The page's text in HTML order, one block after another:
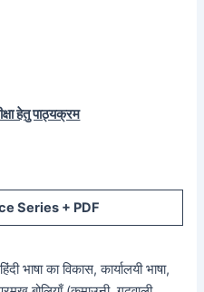
हेतु पाठ्यक्रम
Series + PDF
भाषा का विकास, कार्यालयी भाषा,